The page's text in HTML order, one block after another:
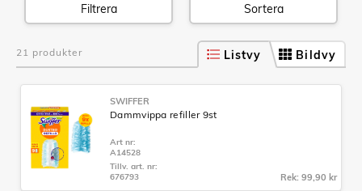
Filtrera Sortera
21 produkter Bildvy
Listvy
SWIFFER
Dammvippa refiller 9st
Art nr:
A14528
Tillv. art. nr:
676793
Rek: 99,90 kr